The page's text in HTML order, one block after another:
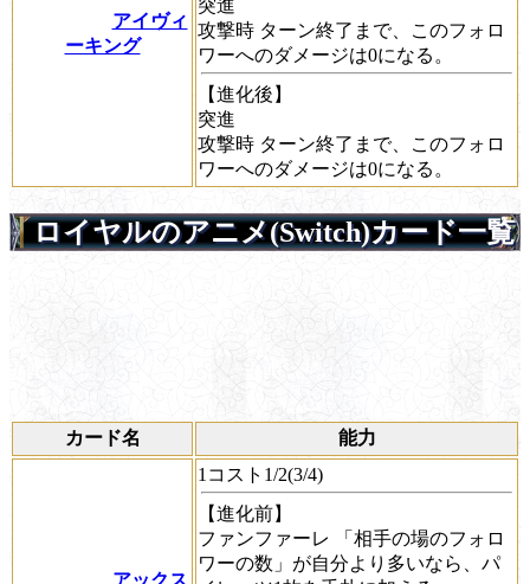
アイヴィ
ーキング
突進
攻撃時 ターン終了まで、このフォロ
ワーへのダメージは0になる。
【進化後】
突進
攻撃時 ターン終了まで、このフォロ
ワーへのダメージは0になる。
ロイヤルのアニメ(Switch)カード一覧
カード名 能力
アックス
1コスト1/2(3/4)
【進化前】
ファンファーレ
「相手の場のフォロ
ワーの数」が自分より多いなら、パ